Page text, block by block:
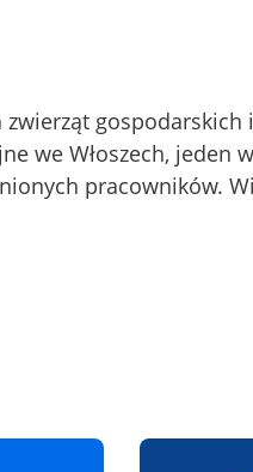
we Włoszech, jeden
pracowników.